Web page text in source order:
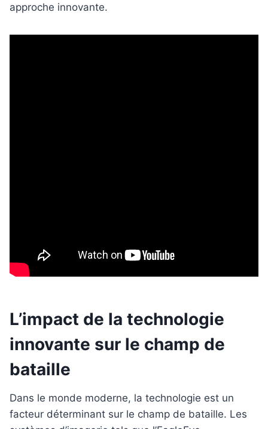
approche innovante.
L’impact de la technologie
innovante sur le champ de
bataille
Dans le monde moderne, la technologie est un
facteur déterminant sur le champ de bataille. Les